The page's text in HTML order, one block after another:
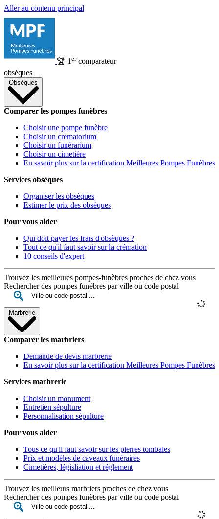
Aller au contenu principal
🏆 1 ercomparateur
obsèques
Obsèques
Comparer les pompes funèbres
Choisir une pompe funèbre
Choisir un crematorium
Choisir un funérarium
Choisir un cimetière
En savoir plus sur la certification Meilleures Pompes Funèbres
Services obsèques
Organiser les obsèques
Estimer le prix des obsèques
Pour vous aider
Qui doit payer les frais d'obsèques ?
Tout ce qu'il faut savoir sur la crémation
10 conseils d'expert
Trouvez les meilleures pompes-funèbres proches de chez vous
Rechercher des pompes funèbres par ville ou code postal
Marbrerie
Comparer les marbriers
Demande de devis marbrerie
En savoir plus sur la certification Meilleures Pompes Funèbres
Services marbrerie
Choisir un monument
Entretien sépulture
Personnalisation sépulture
Pour vous aider
Tous ce qu'il faut savoir sur les pierres tombales
Prix et modèles de caveaux funéraires
Cimetières, législiation et réglement
Trouvez les meilleurs marbriers proches de chez vous
Rechercher des pompes funèbres par ville ou code postal